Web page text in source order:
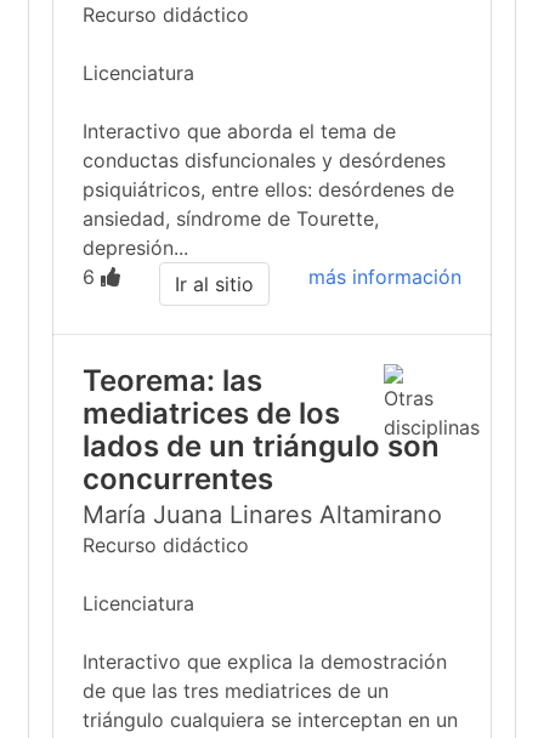
Recurso didáctico
Licenciatura
Interactivo que aborda el tema de
conductas disfuncionales y desórdenes
psiquiátricos, entre ellos: desórdenes de
ansiedad, síndrome de Tourette,
depresión...
6
más información
Ir al sitio
Teorema: las
mediatrices de los
lados de un triángulo son
concurrentes
María Juana Linares Altamirano
Recurso didáctico
Licenciatura
Interactivo que explica la demostración
de que las tres mediatrices de un
triángulo cualquiera se interceptan en un